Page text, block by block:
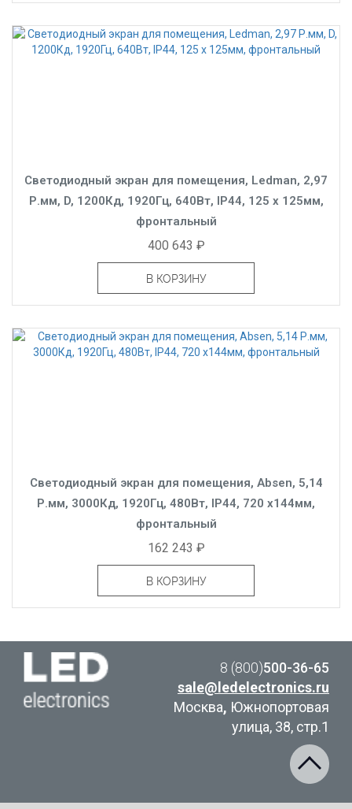
Светодиодный экран для помещения, Ledman, 2,97
Р.мм, D, 1200Кд, 1920Гц, 640Вт, IP44, 125 x 125мм,
фронтальный
400 643 ₽
В КОРЗИНУ
Светодиодный экран для помещения, Absen, 5,14
Р.мм, 3000Кд, 1920Гц, 480Вт, IP44, 720 x144мм,
фронтальный
162 243 ₽
В КОРЗИНУ
8 (800)500-36-65
sale@ledelectronics.ru
Москва, Южнопортовая
улица, 38, стр.1